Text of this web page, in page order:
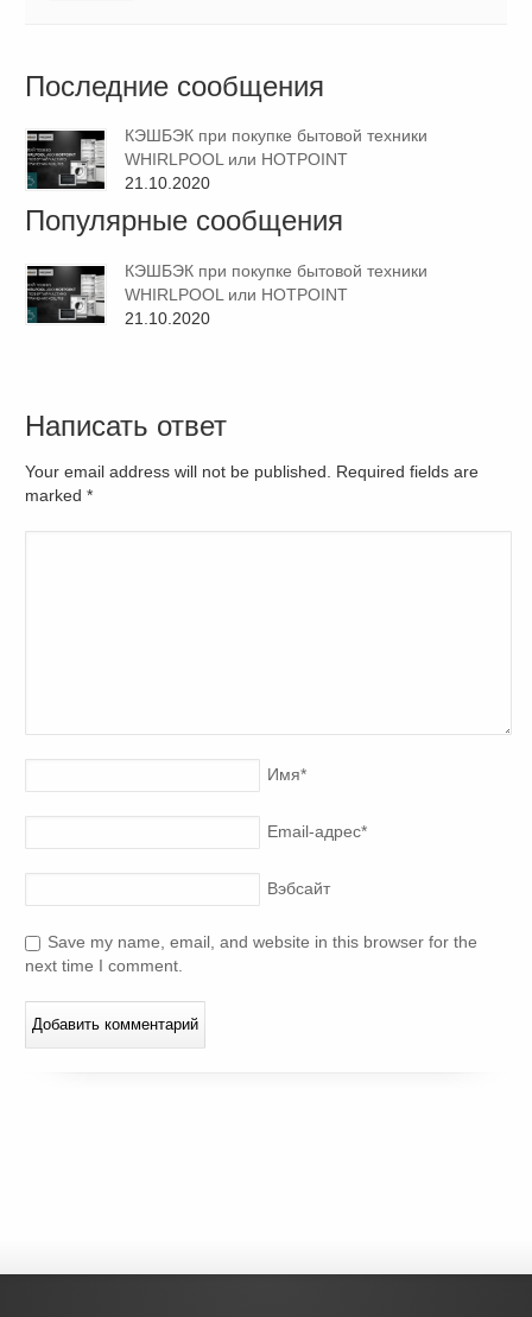
Последние сообщения
КЭШБЭК при покупке бытовой техники
WHIRLPOOL или HOTPOINT
21.10.2020
Популярные сообщения
КЭШБЭК при покупке бытовой техники
WHIRLPOOL или HOTPOINT
21.10.2020
Написать ответ
Your email address will not be published. Required fields are
marked*
Имя*
Email-адрес*
Вэбсайт
Save my name, email, and website in this browser for the
next time I comment.